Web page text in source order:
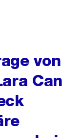
von
Can